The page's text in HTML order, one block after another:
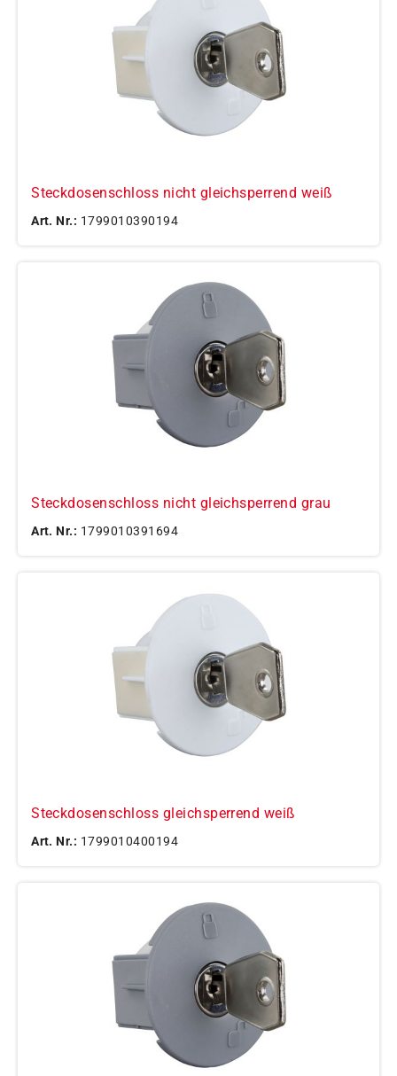
Steckdosenschloss nicht gleichsperrend weiß
Art. Nr.: 1799010390194
Steckdosenschloss nicht gleichsperrend grau
Art. Nr.: 1799010391694
Steckdosenschloss gleichsperrend weiß
Art. Nr.: 1799010400194